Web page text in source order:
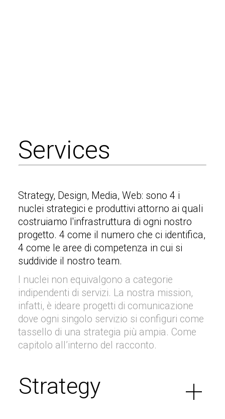
Services
Strategy, Design, Media, Web: sono 4 i
nuclei strategici e produttivi attorno ai quali
costruiamo l'infrastruttura di ogni nostro
progetto. 4 come il numero che ci identifica,
4 come le aree di competenza in cui si
suddivide il nostro team.
I nuclei non equivalgono a categorie
indipendenti di servizi. La nostra mission,
infatti, è ideare progetti di comunicazione
dove ogni singolo servizio si configuri come
tassello di una strategia più ampia. Come
capitolo all’interno del racconto.
Strategy